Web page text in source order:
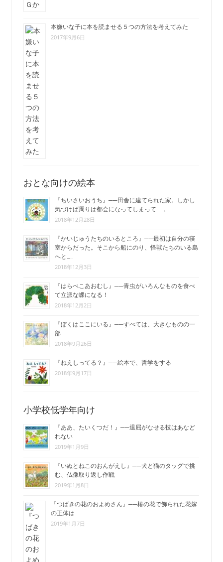
本嫌いな子に本を読ませる５つの方法を考えてみた
2017年9月6日
おとな向けの絵本
『ちいさいおうち』──田舎に建てられた家。しかし
気づけば周りは都会になってしまって……。
2018年12月28日
『かいじゅうたちのいるところ』──最初は自分の寝
室からだった。そこから船にのり、怪獣たちのいる島
へと……
2018年12月3日
『はらぺこあおむし』──青虫がいろんなものを食べ
て立派な蝶になる！
2018年12月2日
『ぼくはここにいる』──すべては、大きなものの一
部
2018年9月26日
『ねえしってる？』──絵本で、哲学をする
2018年9月17日
小学校低学年向け
『ああ、たいくつだ！』──退屈がなせる技はあなど
れない
2019年1月9日
『いぬとねこのおんがえし』──犬と猫のタッグで挑
む、仏像取り返し作戦
2019年1月8日
『つばきの花のおよめさん』──椿の花で飾られた花嫁
の正体は
2019年1月7日